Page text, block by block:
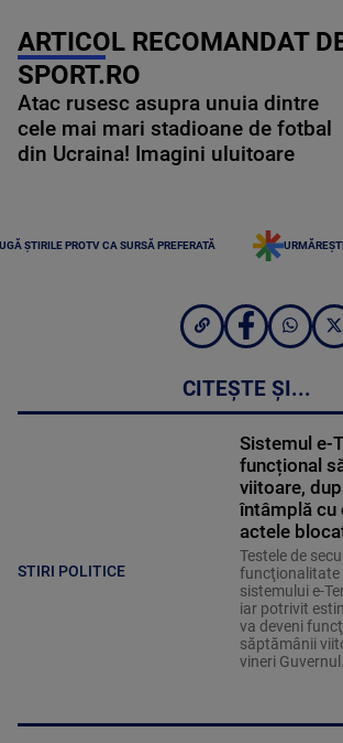
ARTICOL RECOMANDAT
SPORT.RO
Atac rusesc asupra unuia dintre
cele mai mari stadioane de fotbal
din Ucraina! Imagini uluitoare
ȘTIRILE PROTV CA SURSĂ PREFERATĂ
CITEȘTE ȘI...
STIRI POLITICE
Sistemul e-
funcțional
viitoare,
întâmplă cu
actele
Testele de
funcţionalitate
sistemului e-
iar potrivit
va deveni
săptămânii
vineri Guvernul.